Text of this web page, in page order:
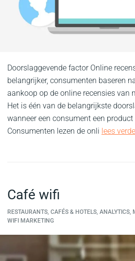
Doorslaggevende factor Online
belangrijker, consumenten baseren
aankoop op de online recensies van
Het is één van de belangrijkste
wanneer een consument een
Consumenten lezen de onli lees
Café wifi
RESTAURANTS, CAFÉS & HOTELS, ANALYTICS,
WIFI MARKETING